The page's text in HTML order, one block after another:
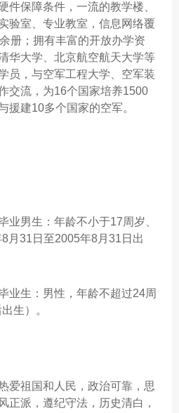
件保障条件，一流的教学楼、
验室、专业教室，信息网络覆
册；拥有丰富的开放办学资
华大学、北京航空航天大学等
员，与空军工程大学、空军装
交流，为16个国家培养1500
援建10多个国家的空军。
男生：年龄不小于17周岁、
月31日至2005年8月31日出
生：男性，年龄不超过24周
生）。
祖国和人民，政治可靠，思
正派，遵纪守法，历史清白，